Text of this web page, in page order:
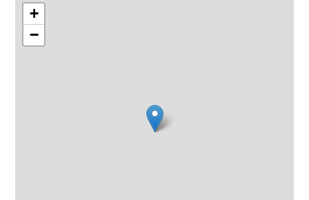
+
−